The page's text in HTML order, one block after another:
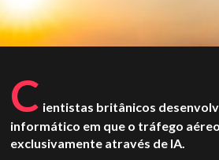
C ientistas britânicos
informático em que o tráfego
exclusivamente através de IA.